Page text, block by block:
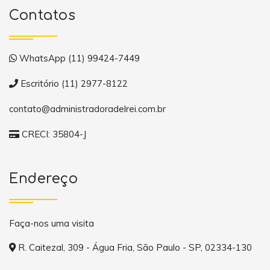
Contatos
WhatsApp (11) 99424-7449
Escritório (11) 2977-8122
contato@administradoradelrei.com.br
CRECI: 35804-J
Endereço
Faça-nos uma visita
R. Caitezal, 309 - Água Fria, São Paulo - SP, 02334-130